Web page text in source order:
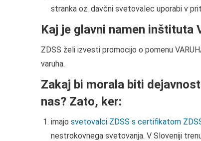
stranka oz. davčni svetovalec uporabi v
Kaj je glavni namen inštituta
ZDSS želi izvesti promocijo o pomenu
varuha.
Zakaj bi morala biti
nas? Zato, ker:
imajo svetovalci ZDSS s certifikatom
nestrokovnega svetovanja. V Sloveniji